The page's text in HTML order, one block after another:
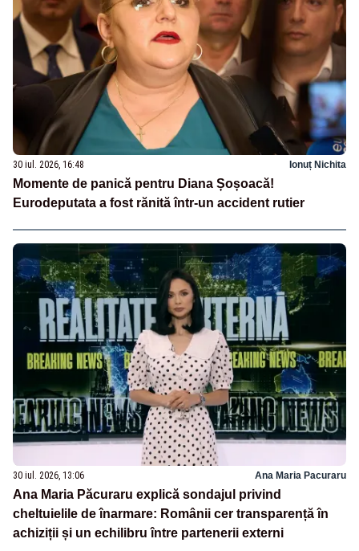
30 iul. 2026, 16:48 Ionuț Nichita
Momente de panică pentru Diana Șoșoacă!
Eurodeputata a fost rănită într-un accident rutier
30 iul. 2026, 13:06 Ana Maria Pacuraru
Ana Maria Păcuraru explică sondajul privind
cheltuielile de înarmare: Românii cer transparență în
achiziții și un echilibru între partenerii externi